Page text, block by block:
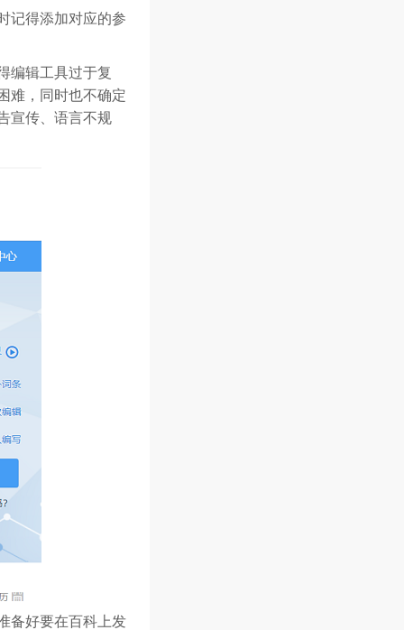
记得添加对应的参
编辑工具过于复
难，同时也不确定
宣传、语言不规
备好要在百科上发